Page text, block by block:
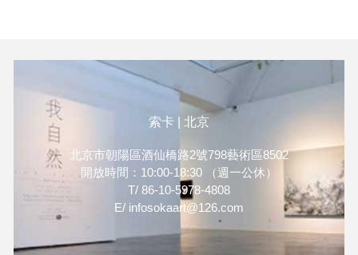
索卡 | 北京
北京市朝陽區酒仙橋路2號798藝術區8502
開放時間：10:00-18:30 （週一公休）
T/ 86-10-5978-4808
E/ infosokaart@126.com